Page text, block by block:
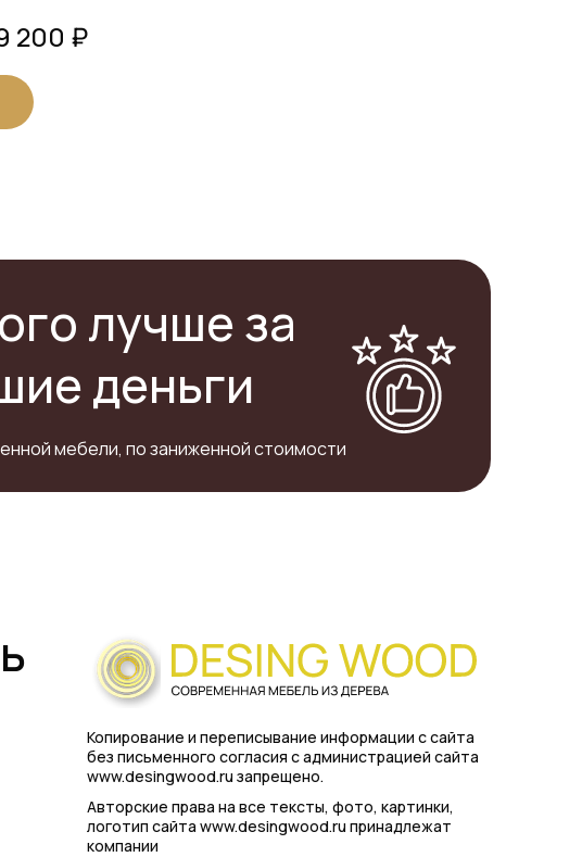
200 ₽
лучше за
деньги
мебели, по заниженной стоимости
Копирование и переписывание информации с сайта
без письменного согласия с администрацией сайта
www.desingwood.ru запрещено.
Авторские права на все тексты, фото, картинки,
логотип сайта www.desingwood.ru принадлежат
компании